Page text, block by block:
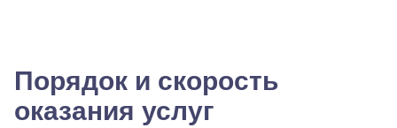
Порядок и скорость
оказания услуг